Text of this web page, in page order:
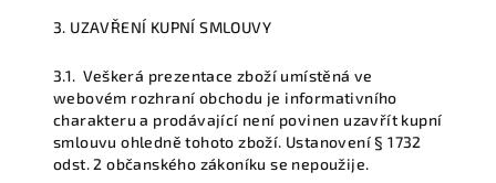
3. UZAVŘENÍ KUPNÍ SMLOUVY
3.1.Veškerá prezentace zboží umístěná ve
webovém rozhraní obchodu je informativního
charakteru a prodávající není povinen uzavřít kupní
smlouvu ohledně tohoto zboží. Ustanovení § 1732
odst. 2 občanského zákoníku se nepoužije.